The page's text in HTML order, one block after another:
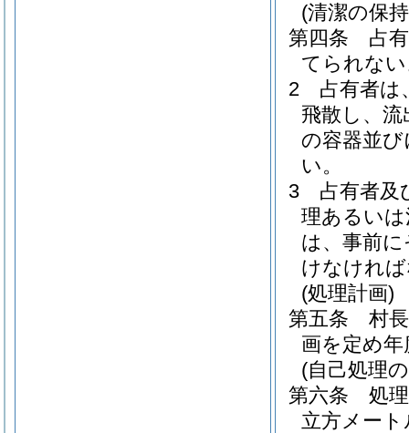
(清潔の保
第四条
占
てられな
2
占有者は
飛散し、
の容器並
い。
3
占有者及
理あるい
は、事前
けなけれ
(処理計画)
第五条
村
画を定め
(自己処理
第六条
処
立方メー